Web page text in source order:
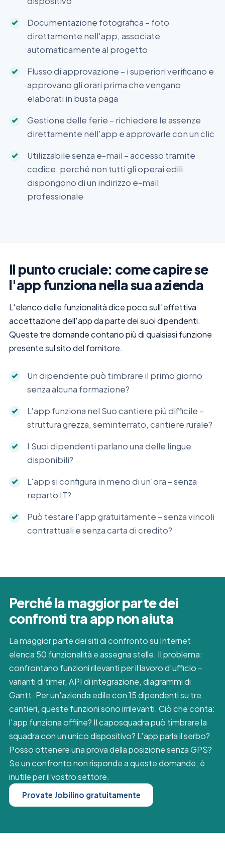
Documentazione fotografica – foto
direttamente nell'app, associate
automaticamente al progetto
Flusso di approvazione – i superiori verificano e
approvano gli orari prima che vengano
elaborati in busta paga
Gestione delle ferie – richiedere le assenze
direttamente nell'app e approvarle con un clic
Utilizzabile senza e-mail – accesso tramite
codice, perché non tutti gli operai edili
dispongono di un indirizzo e-mail
professionale
Il punto cruciale: come capire se
l'app funziona nella sua azienda
L'elenco delle funzionalità dice poco sull'effettiva
accettazione dell'app da parte dei suoi dipendenti.
Queste tre domande contano più di qualsiasi funzione
presente sul sito del fornitore.
Un dipendente può timbrare il primo giorno
senza alcuna formazione?
L'app funziona nel Suo cantiere più difficile –
struttura grezza, seminterrato, cantiere rurale?
I Suoi dipendenti parlano una delle lingue
disponibili?
L'app si configura in meno di un'ora – senza
reparto IT?
Può testare l'app gratuitamente – senza vincoli
contrattuali e senza carta di credito?
Perché la maggior parte dei
confronti tra app non aiuta
La maggior parte dei siti di confronto su Internet
elenca 50 funzionalità e assegna stelle. Il problema:
confrontano funzioni rilevanti per il lavoro d'ufficio –
varianti di timer, API di integrazione, diagrammi di
Gantt. Per un'azienda edile con 15 dipendenti su tre
cantieri, queste funzioni sono irrilevanti. Ciò che conta:
l'app funziona offline? Il caposquadra può timbrare la
squadra con un unico dispositivo? L'app parla il serbo?
Posso ottenere una prova della posizione senza GPS?
Se un confronto non risponde a queste domande, è
inutile per il vostro settore.
Provate Jobilino gratuitamente